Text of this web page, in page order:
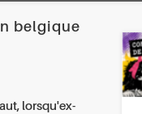
belgique
lorsqu'ex-